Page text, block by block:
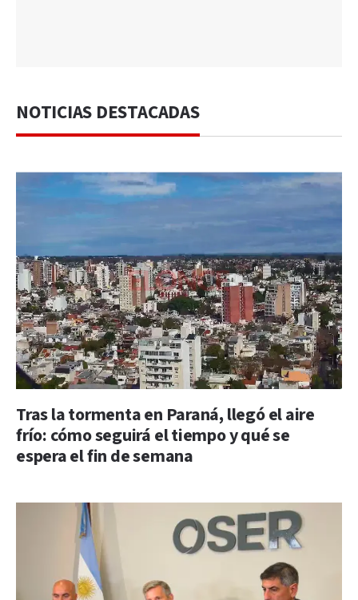
NOTICIAS DESTACADAS
Tras la tormenta en Paraná, llegó el aire
frío: cómo seguirá el tiempo y qué se
espera el fin de semana